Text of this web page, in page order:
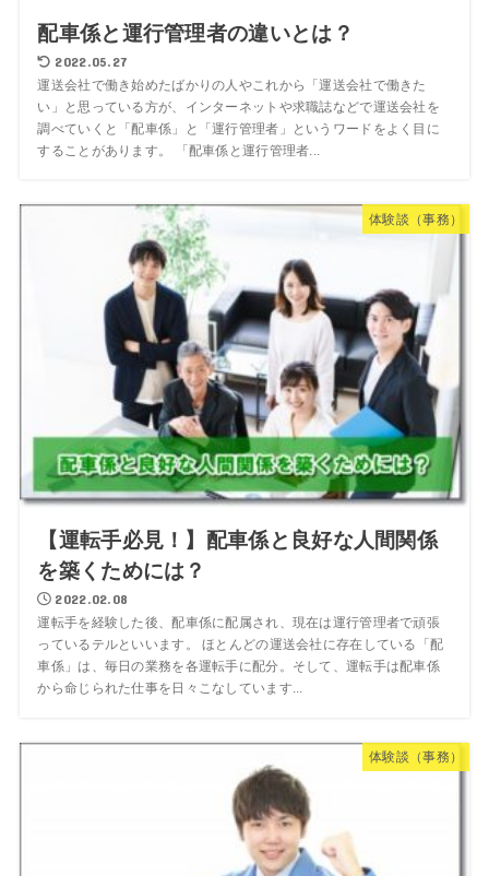
配車係と運行管理者の違いとは？
2022.05.27
運送会社で働き始めたばかりの人やこれから「運送会社で働きた
い」と思っている方が、インターネットや求職誌などで運送会社を
調べていくと「配車係」と「運行管理者」というワードをよく目に
することがあります。 「配車係と運行管理者...
体験談（事務）
【運転手必見！】配車係と良好な人間関係
を築くためには？
2022.02.08
運転手を経験した後、配車係に配属され、現在は運行管理者で頑張
っているテルといいます。 ほとんどの運送会社に存在している「配
車係」は、毎日の業務を各運転手に配分。そして、運転手は配車係
から命じられた仕事を日々こなしています...
体験談（事務）